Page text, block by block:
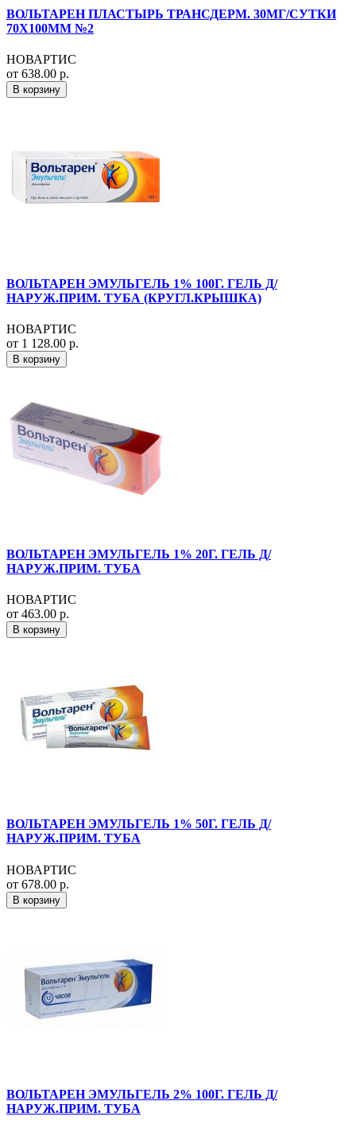
ВОЛЬТАРЕН ПЛАСТЫРЬ ТРАНСДЕРМ. 30МГ/СУТКИ
70Х100ММ №2
НОВАРТИС
от 638.00 р.
В корзину
ВОЛЬТАРЕН ЭМУЛЬГЕЛЬ 1% 100Г. ГЕЛЬ Д/
НАРУЖ.ПРИМ. ТУБА (КРУГЛ.КРЫШКА)
НОВАРТИС
от 1 128.00 р.
В корзину
ВОЛЬТАРЕН ЭМУЛЬГЕЛЬ 1% 20Г. ГЕЛЬ Д/
НАРУЖ.ПРИМ. ТУБА
НОВАРТИС
от 463.00 р.
В корзину
ВОЛЬТАРЕН ЭМУЛЬГЕЛЬ 1% 50Г. ГЕЛЬ Д/
НАРУЖ.ПРИМ. ТУБА
НОВАРТИС
от 678.00 р.
В корзину
ВОЛЬТАРЕН ЭМУЛЬГЕЛЬ 2% 100Г. ГЕЛЬ Д/
НАРУЖ.ПРИМ. ТУБА